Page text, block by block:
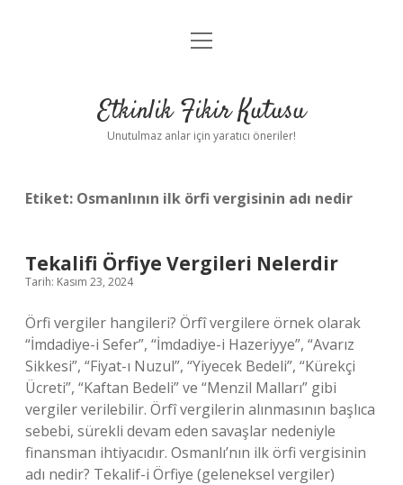
Anasayfa
Yasal Uyarı
menüyü
Etkinlik Fikir Kutusu
Unutulmaz anlar için yaratıcı öneriler!
Etiket: Osmanlının ilk örfi vergisinin adı nedir
Tekalifi Örfiye Vergileri Nelerdir
Tarih: Kasım 23, 2024
Örfi vergiler hangileri? Örfî vergilere örnek olarak
“İmdadiye-i Sefer”, “İmdadiye-i Hazeriyye”, “Avarız
Sikkesi”, “Fiyat-ı Nuzul”, “Yiyecek Bedeli”, “Kürekçi
Ücreti”, “Kaftan Bedeli” ve “Menzil Malları” gibi
vergiler verilebilir. Örfî vergilerin alınmasının başlıca
sebebi, sürekli devam eden savaşlar nedeniyle
finansman ihtiyacıdır. Osmanlı’nın ilk örfi vergisinin
adı nedir? Tekalif-i Örfiye (geleneksel vergiler)